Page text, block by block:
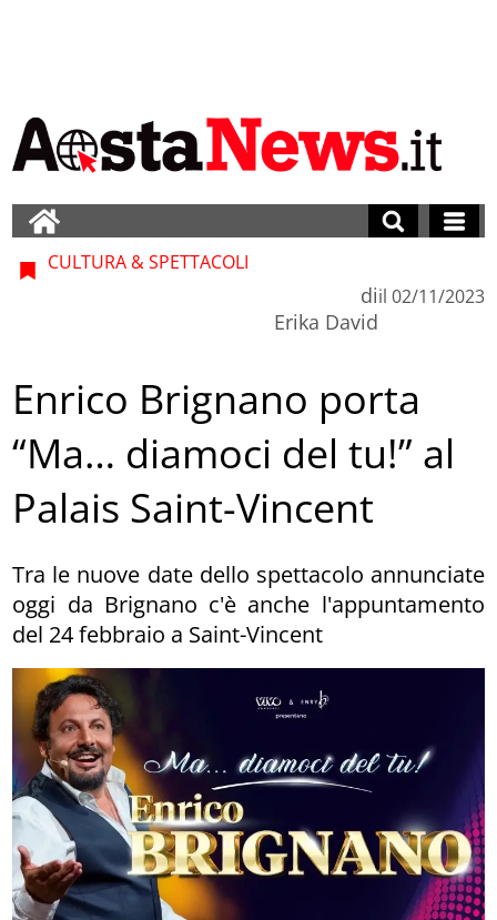
CULTURA & SPETTACOLI
di
Erika David
il 02/11/2023
Enrico Brignano porta
“Ma… diamoci del tu!” al
Palais Saint-Vincent
Tra le nuove date dello spettacolo annunciate
oggi da Brignano c'è anche l'appuntamento
del 24 febbraio a Saint-Vincent